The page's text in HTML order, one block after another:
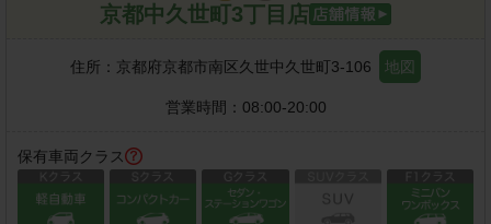
京都中久世町3丁目店
住所： 京都府京都市南区久世中久世町3-106 地図
営業時間： 08:00-20:00
保有車両クラス